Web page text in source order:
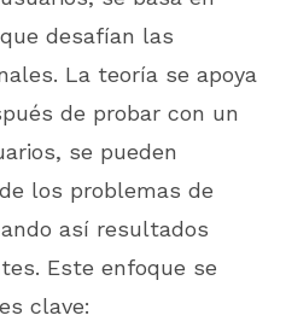
desafían las
La teoría se apoya
de probar con un
se pueden
los problemas de
así resultados
Este enfoque se
clave: